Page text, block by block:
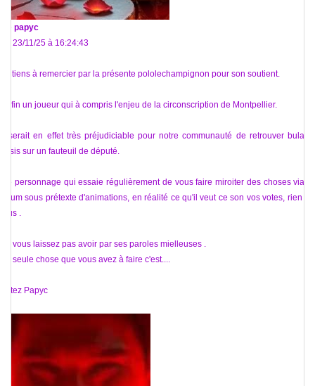
papyc
Le 23/11/25 à 16:24:43
Je tiens à remercier par la présente pololechampignon pour son soutient.
Enfin un joueur qui à compris l'enjeu de la circonscription de Montpellier.
Il serait en effet très préjudiciable pour notre communauté de retrouver bulaire
assis sur un fauteuil de député.
Ce personnage qui essaie régulièrement de vous faire miroiter des choses via le
forum sous prétexte d'animations, en réalité ce qu'il veut ce son vos votes, rien de
plus .
ne vous laissez pas avoir par ses paroles mielleuses .
La seule chose que vous avez à faire c'est....
Votez Papyc